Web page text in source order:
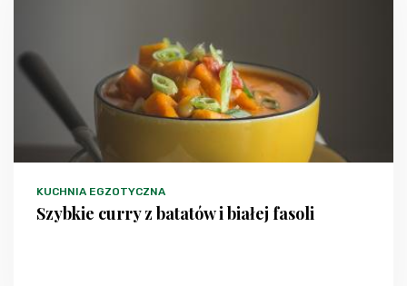
KUCHNIA EGZOTYCZNA
Szybkie curry z batatów i białej fasoli